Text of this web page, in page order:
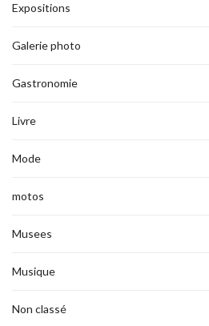
Expositions
Galerie photo
Gastronomie
Livre
Mode
motos
Musees
Musique
Non classé